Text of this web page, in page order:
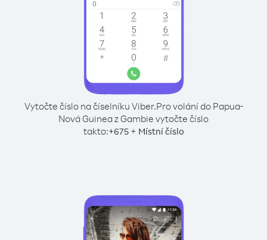
Vytočte číslo na číselníku Viber.Pro volání do Papua-
Nová Guinea z Gambie vytočte číslo
takto:+675+ Místní číslo